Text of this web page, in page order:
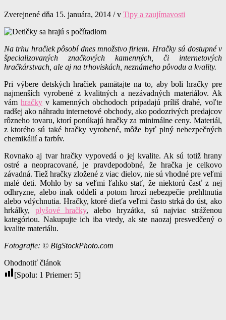
Zverejnené dňa 15. januára, 2014 / v Tipy a zaujímavosti
Na trhu hračiek pôsobí dnes množstvo firiem. Hračky sú dostupné v
špecializovaných značkových kamenných, či internetových
hračkárstvach, ale aj na trhoviskách, neznámeho pôvodu a kvality.
Pri výbere detských hračiek pamätajte na to, aby boli hračky pre
najmenších vyrobené z kvalitných a nezávadných materiálov. Ak
vám hračky v kamenných obchodoch pripadajú príliš drahé, voľte
radšej ako náhradu internetové obchody, ako podozrivých predajcov
rôzneho tovaru, ktorí ponúkajú hračky za minimálne ceny. Materiál,
z ktorého sú také hračky vyrobené, môže byť plný nebezpečných
chemikálií a farbív.
Rovnako aj tvar hračky vypovedá o jej kvalite. Ak sú totiž hrany
ostré a neopracované, je pravdepodobné, že hračka je celkovo
závadná. Tiež hračky zložené z viac dielov, nie sú vhodné pre veľmi
malé deti. Mohlo by sa veľmi ľahko stať, že niektorú časť z nej
odhryzne, alebo inak oddelí a potom hrozí nebezpečie prehltnutia
alebo vdýchnutia. Hračky, ktoré dieťa veľmi často strká do úst, ako
hrkálky, plyšové hračky, alebo hryzátka, sú najviac stráženou
kategóriou. Nakupujte ich iba vtedy, ak ste naozaj presvedčený o
kvalite materiálu.
Fotografie: © BigStockPhoto.com
Ohodnotiť článok
[Spolu: 1 Priemer: 5]